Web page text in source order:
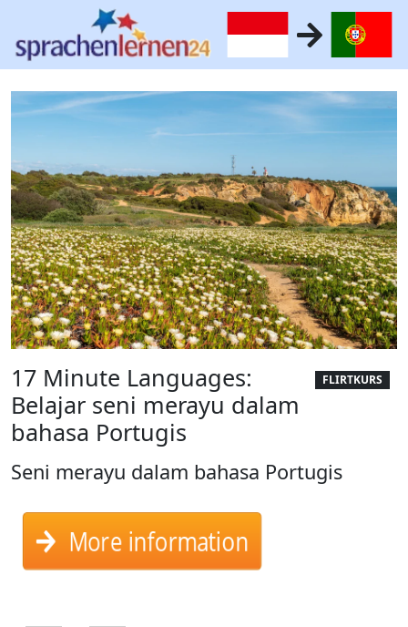
FLIRTKURS
17 Minute Languages:
Belajar seni merayu dalam
bahasa Portugis
Seni merayu dalam bahasa Portugis
More information